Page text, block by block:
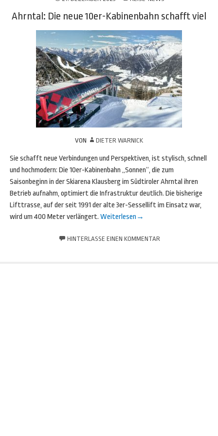
Ahrntal: Die neue 10er-Kabinenbahn schafft viel
VON DIETER WARNICK
Sie schafft neue Verbindungen und Perspektiven, ist stylisch, schnell
und hochmodern: Die 10er-Kabinenbahn „Sonnen“, die zum
Saisonbeginn in der Skiarena Klausberg im Südtiroler Ahrntal ihren
Betrieb aufnahm, optimiert die Infrastruktur deutlich. Die bisherige
Lifttrasse, auf der seit 1991 der alte 3er-Sessellift im Einsatz war,
wird um 400 Meter verlängert. Weiterlesen →
HINTERLASSE EINEN KOMMENTAR